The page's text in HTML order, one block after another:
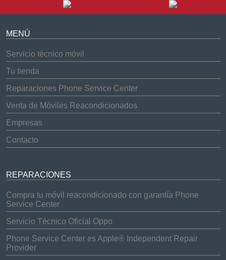
MENÚ
Servicio técnico móvil
Tu tienda
Reparaciones Phone Service Center
Venta de Móviles Reacondicionados
Empresas
Contacto
REPARACIONES
Compra tu móvil reacondicionado con garantía Phone
Service Center
Servicio Técnico Oficial Oppo
Phone Service Center es Apple® Independent Repair
Provider